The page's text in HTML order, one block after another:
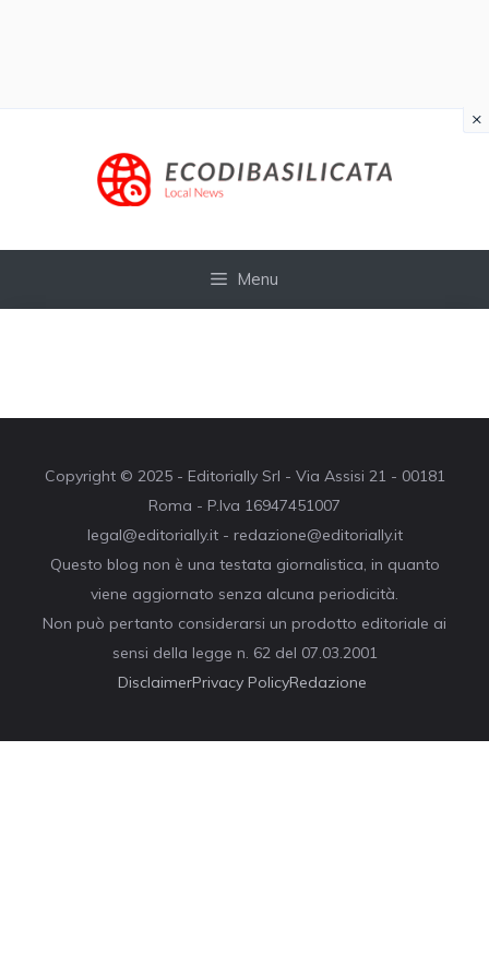
Menu
Copyright © 2025 - Editorially Srl - Via Assisi 21 - 00181
Roma - P.Iva 16947451007
legal@editorially.it - redazione@editorially.it
Questo blog non è una testata giornalistica, in quanto
viene aggiornato senza alcuna periodicità.
Non può pertanto considerarsi un prodotto editoriale ai
sensi della legge n. 62 del 07.03.2001
DisclaimerPrivacy PolicyRedazione
×